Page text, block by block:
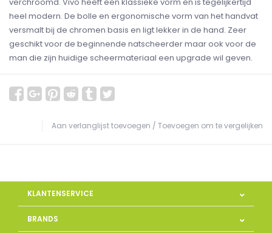
heel modern. De bolle en ergonomische vorm van het handvat
versmalt bij de chromen basis en ligt lekker in de hand. Zeer
geschikt voor de beginnende natscheerder maar ook voor de
man die zijn huidige scheermateriaal een upgrade wil geven.
Aan verlanglijst toevoegen / Toevoegen om te vergelijken
KLANTENSERVICE
BRANDS